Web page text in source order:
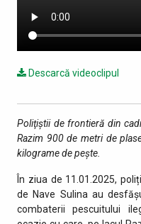
Descarcă videoclipul
Poliţiştii de frontieră din
Razim 900 de metri de
kilograme de pește.
În ziua de 11.01.2025,
de Nave Sulina au
combaterii pescuitului